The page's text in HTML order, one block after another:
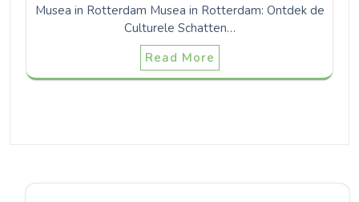
Musea in Rotterdam Musea in Rotterdam: Ontdek de
Culturele Schatten…
Read More